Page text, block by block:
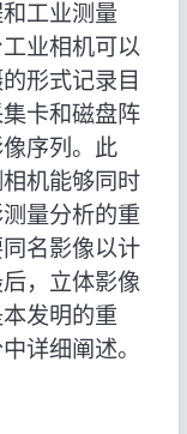
工业测量
业相机可以
形式记录目
卡和磁盘阵
序列。此
机能够同时
量分析的重
名影像以计
，立体影像
发明的重
详细阐述。